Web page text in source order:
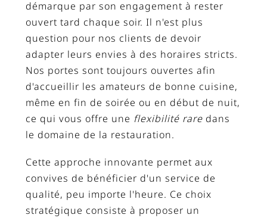
démarque par son engagement à rester
ouvert tard chaque soir. Il n'est plus
question pour nos clients de devoir
adapter leurs envies à des horaires stricts.
Nos portes sont toujours ouvertes afin
d'accueillir les amateurs de bonne cuisine,
même en fin de soirée ou en début de nuit,
ce qui vous offre une flexibilité raredans
le domaine de la restauration.
Cette approche innovante permet aux
convives de bénéficier d'un service de
qualité, peu importe l'heure. Ce choix
stratégique consiste à proposer un